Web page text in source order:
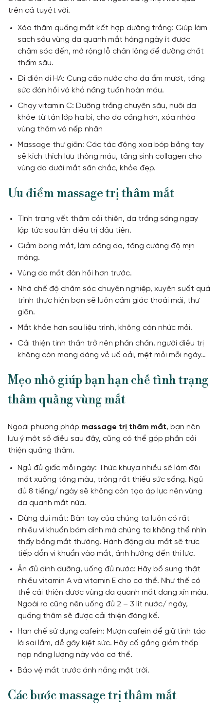
trên cả tuyệt vời.
Xóa thâm quầng mắt kết hợp dưỡng trắng: Giúp làm
sạch sâu vùng da quanh mắt hàng ngày ít được
chăm sóc đến, mở rộng lỗ chân lông để dưỡng chất
thấm sâu.
Đi điện di HA: Cung cấp nước cho da ẩm mượt, tăng
sức đàn hồi và khả năng tuần hoàn máu.
Chạy vitamin C: Dưỡng trắng chuyên sâu, nuôi da
khỏe từ tận lớp hạ bì, cho da căng hơn, xóa nhòa
vùng thâm và nếp nhăn
Massage thư giãn: Các tác động xoa bóp bằng tay
sẽ kích thích lưu thông máu, tăng sinh collagen cho
vùng da dưới mắt săn chắc, khỏe đẹp.
Ưu điểm massage trị thâm mắt
Tình trạng vết thâm cải thiện, da trắng sáng ngay
lập tức sau lần điều trị đầu tiên.
Giảm bọng mắt, làm căng da, tăng cường độ mịn
màng.
Vùng da mắt đàn hồi hơn trước.
Nhờ chế độ chăm sóc chuyên nghiệp, xuyên suốt quá
trình thực hiện bạn sẽ luôn cảm giác thoải mái, thư
giãn.
Mắt khỏe hơn sau liệu trình, không còn nhức mỏi.
Cải thiện tinh thần trở nên phấn chấn, người điều trị
không còn mang dáng vẻ uể oải, mệt mỏi mỗi ngày…
Mẹo nhỏ giúp bạn hạn chế tình trạng
thâm quầng vùng mắt
Ngoài phương pháp massage trị thâm mắt, bạn nên
lưu ý một số điều sau đây, cũng có thể góp phần cải
thiện quầng thâm.
Ngủ đủ giấc mỗi ngày: Thức khuya nhiều sẽ làm đôi
mắt xuống tông màu, trông rất thiếu sức sống. Ngủ
đủ 8 tiếng/ ngày sẽ không còn tạo áp lực nên vùng
da quanh mắt nữa.
Đừng dụi mắt: Bàn tay của chúng ta luôn có rất
nhiều vi khuẩn bám dính mà chúng ta không thể nhìn
thấy bằng mắt thường. Hành động dụi mắt sẽ trực
tiếp dẫn vi khuẩn vào mắt, ảnh hưởng đến thị lực.
Ăn đủ dinh dưỡng, uống đủ nước: Hãy bổ sung thật
nhiều vitamin A và vitamin E cho cơ thể. Như thế có
thể cải thiện được vùng da quanh mắt đang xỉn màu.
Ngoài ra cũng nên uống đủ 2 – 3 lít nước/ ngày,
quầng thâm sẽ được cải thiện đáng kể.
Hạn chế sử dụng cafein: Mượn cafein để giữ tỉnh táo
là sai lầm, dễ gây kiệt sức. Hãy cố gắng giảm thấp
nạp năng lượng này vào cơ thể.
Bảo vệ mắt trước ánh nắng mặt trời.
Các bước massage trị thâm mắt